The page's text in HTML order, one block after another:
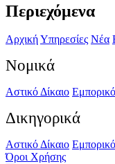
Περιεχόμενα
ΑρχικήΥπηρεσίες Νέα
Νομικά
Αστικό Δίκαιο
Δικηγορικά
Αστικό Δίκαιο
Όροι Χρήσης